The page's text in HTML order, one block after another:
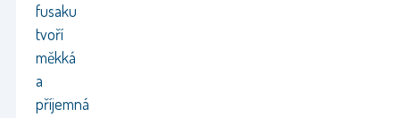
fusaku
tvoří
měkká
a
příjemná